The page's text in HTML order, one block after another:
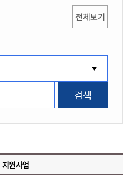
전체보기
검색
지원사업